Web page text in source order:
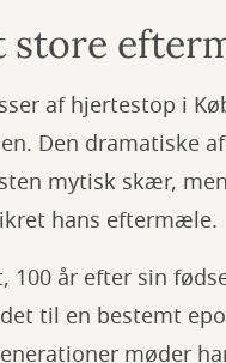
store
af hjertestop i
Den dramatiske
mytisk skær,
hans eftermæle.
100 år efter sin
til en bestemt
møder